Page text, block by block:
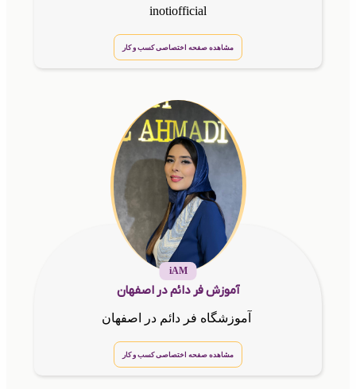
inotiofficial
مشاهده صفحه اختصاصی کسب و کار
iAM
آموزش فر دائم در اصفهان
مشاهده صفحه اختصاصی کسب و کار